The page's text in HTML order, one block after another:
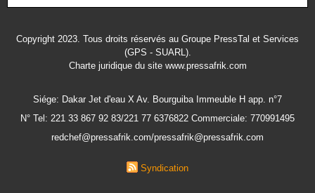
Copyright 2023. Tous droits réservés au Groupe PressTal et Services
(GPS - SUARL).
Charte juridiquedu site www.pressafrik.com
Siége: Dakar Jet d'eau X Av. Bourguiba Immeuble H app. n°7
N° Tel: 221 33 867 92 83/221 77 6376822 Commerciale: 770991495
redchef@pressafrik.com/pressafrik@pressafrik.com
Syndication